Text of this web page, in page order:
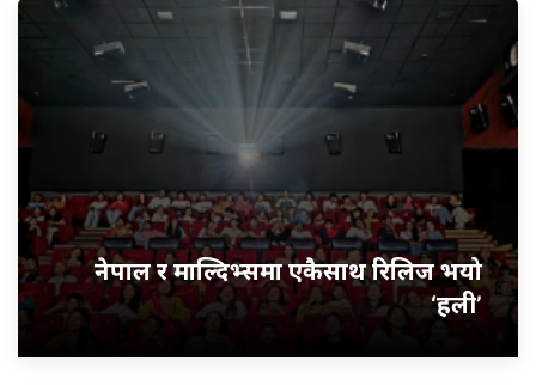
नेपाल र माल्दिभ्समा एकैसाथ रिलिज भयो
‘हली’